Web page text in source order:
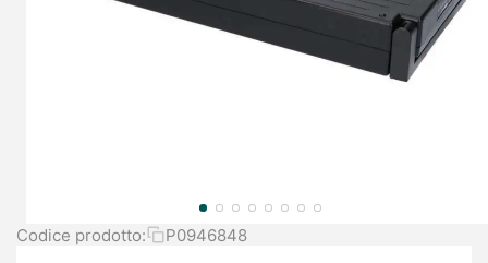
Codice prodotto: P0946848